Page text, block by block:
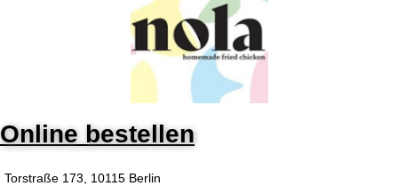
Online bestellen
Torstraße 173, 10115 Berlin